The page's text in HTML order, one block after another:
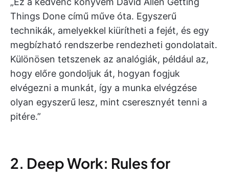
Things Done című műve óta. Egyszerű
technikák, amelyekkel kiürítheti a fejét, és egy
megbízható rendszerbe rendezheti gondolatait.
Különösen tetszenek az analógiák, például az,
hogy előre gondoljuk át, hogyan fogjuk
elvégezni a munkát, így a munka elvégzése
olyan egyszerű lesz, mint cseresznyét tenni a
pitére.”
2. Deep Work: Rules for